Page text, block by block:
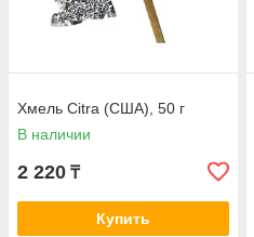
Хмель Citra (США), 50 г
В наличии
2 220 ₸
Купить